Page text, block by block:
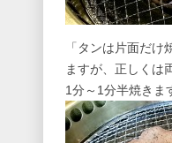
「タンは片面だ
ますが、正しくは
1分～1分半焼きま